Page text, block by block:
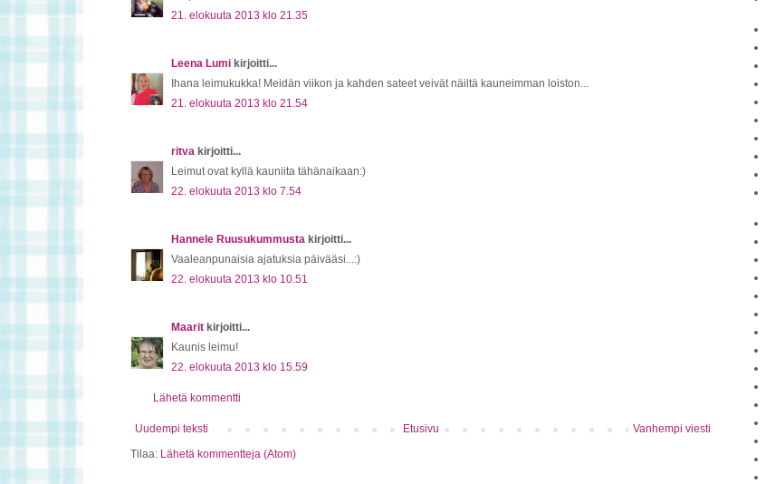
21. elokuuta 2013 klo 21.35
Leena Lumi kirjoitti...
Ihana leimukukka! Meidän viikon ja kahden sateet veivät näiltä kauneimman loiston...
21. elokuuta 2013 klo 21.54
ritva kirjoitti...
Leimut ovat kyllä kauniita tähänaikaan:)
22. elokuuta 2013 klo 7.54
Hannele Ruusukummusta kirjoitti...
Vaaleanpunaisia ajatuksia päivääsi...:)
22. elokuuta 2013 klo 10.51
Maarit kirjoitti...
Kaunis leimu!
22. elokuuta 2013 klo 15.59
Lähetä kommentti
Uudempi teksti Vanhempi viesti
Etusivu
Tilaa: Lähetä kommentteja (Atom)